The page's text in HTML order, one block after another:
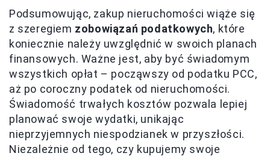
Podsumowując, zakup nieruchomości wiąże się
z szeregiem zobowiązań podatkowych, które
koniecznie należy uwzględnić w swoich planach
finansowych. Ważne jest, aby być świadomym
wszystkich opłat – począwszy od podatku PCC,
aż po coroczny podatek od nieruchomości.
Świadomość trwałych kosztów pozwala lepiej
planować swoje wydatki, unikając
nieprzyjemnych niespodzianek w przyszłości.
Niezależnie od tego, czy kupujemy swoje